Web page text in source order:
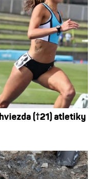
(†21) atletiky